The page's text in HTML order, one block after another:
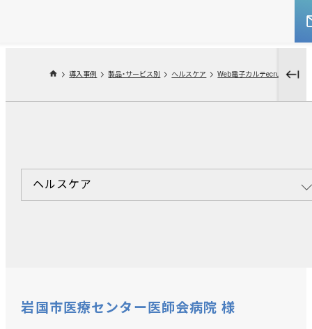
導入事例 製品・サービス別 ヘルスケア Web電子カルテecru
ヘルスケア
岩国市医療センター医師会病院 様